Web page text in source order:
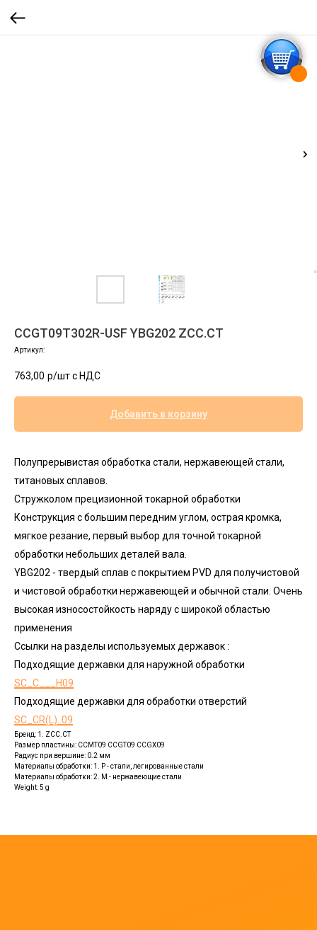
CCGT09T302R-USF YBG202 ZCC.CT
Артикул:
763,00 р/шт c НДС
Добавить в корзину
Полупрерывистая обработка стали, нержавеющей стали,
титановых сплавов.
Стружколом прецизионной токарной обработки
Конструкция с большим передним углом, острая кромка,
мягкое резание, первый выбор для точной токарной
обработки небольших деталей вала.
YBG202 - твердый сплав с покрытием PVD для получистовой
и чистовой обработки нержавеющей и обычной стали. Очень
высокая износостойкость наряду с широкой областью
применения
Ссылки на разделы используемых державок :
Подходящие державки для наружной обработки
SC_C___H09
Подходящие державки для обработки отверстий
SC_CR(L)..09
Бренд: 1. ZCC.CT
Размер пластины: CCMT09 CCGT09 CCGX09
Радиус при вершине: 0.2 мм
Материалы обработки: 1. P - стали, легированные стали
Материалы обработки: 2. M - нержавеющие стали
Weight: 5 g